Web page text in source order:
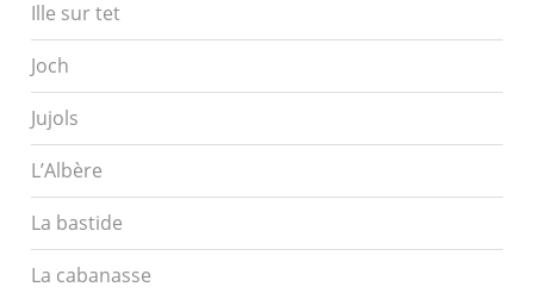
Ille sur tet
Joch
Jujols
L’Albère
La bastide
La cabanasse